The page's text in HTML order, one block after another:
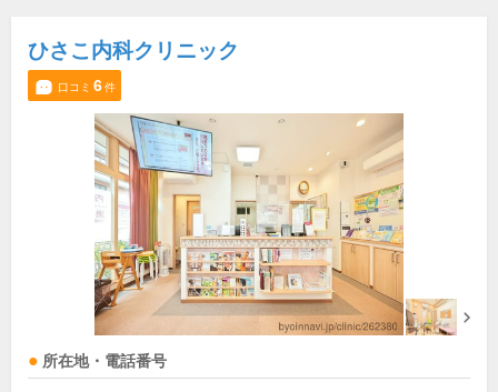
ひさこ内科クリニック
口コミ 6件
所在地・電話番号